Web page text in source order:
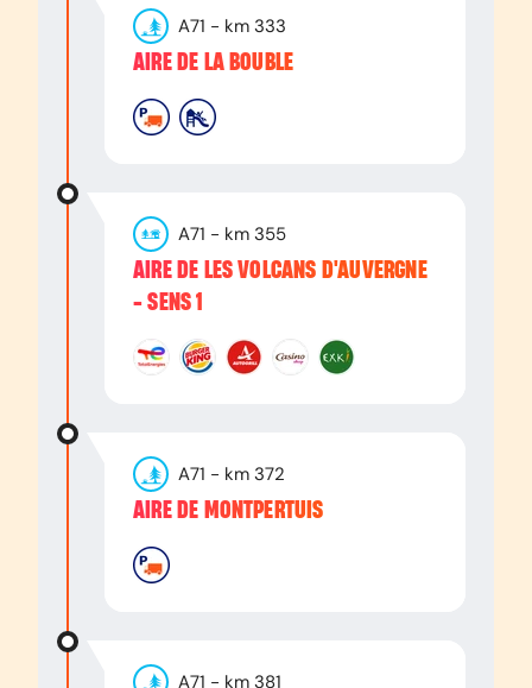
A71 - km 333
AIRE DE LA BOUBLE
A71 - km 355
AIRE DE LES VOLCANS D'AUVERGNE
- SENS 1
A71 - km 372
AIRE DE MONTPERTUIS
A71 - km 381